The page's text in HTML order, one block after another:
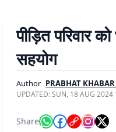
पीड़ित परिवार
सहयोग
Author PRABHAT
UPDATED:SUN, 18 AUG 2024
Share